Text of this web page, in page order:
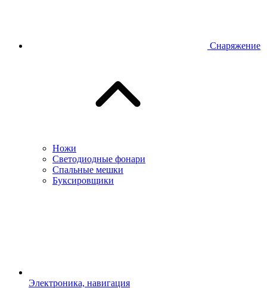
Снаряжение
Ножи
Светодиодные фонари
Спальные мешки
Буксировщики
Электроника, навигация